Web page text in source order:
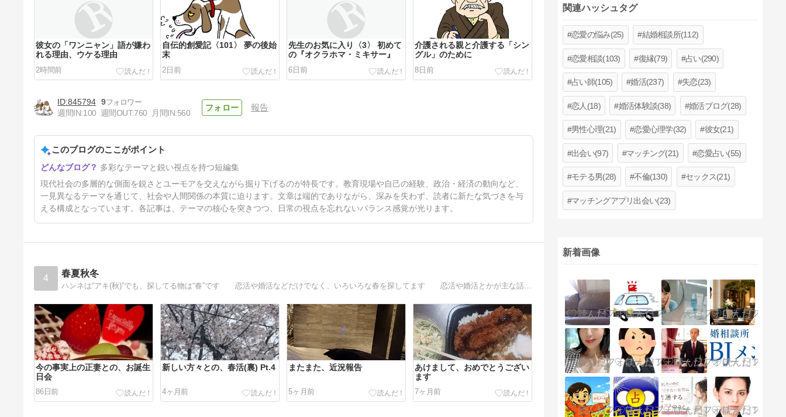
彼女の「ワンニャン」語が嫌わ
れる理由、ウケる理由
2時間前
自伝的創愛記〈101〉 夢の後始
末
2日前
先生のお気に入り〈3〉 初めて
の『オクラホマ・ミキサー』
6日前
介護される親と介護する「シン
グル」のために
8日前
法則93 「ひとりメシ」は食え
なくても「ふたりメシ」は食え
10日前
845794 9
週間IN:100 週間OUT:760 月間IN:560
報告
このブログのここがポイント
多彩なテーマと鋭い視点を持つ短編集
現代社会の多層的な側面を鋭さとユーモアを交えながら掘り下げるのが特長です。教育現場や自己の経験、政治・経済の動向など、
一見異なるテーマを通じて、社会や人間関係の本質に迫ります。文章は端的でありながら、深みを失わず、読者に新たな気づきを与
える構成となっています。各記事は、テーマの核心を突きつつ、日常の視点を忘れないバランス感覚が光ります。
4 春夏秋冬
今の事実上の正妻との、お誕生
日会
86日前
新しい方々との、春活(裏) Pt.4
4ヶ月前
またまた、近況報告
5ヶ月前
あけまして、おめでとうござい
ます
7ヶ月前
関連ハッシュタグ
恋愛の悩み(25) 結婚相談所(112)
恋愛相談(103) 復縁(79) 占い(290)
占い師(105) 婚活(237) 失恋(23)
恋人(18) 婚活体験談(38) 婚活ブログ(28)
男性心理(21) 恋愛心理学(32) 彼女(21)
出会い(97) マッチング(21) 恋愛占い(55)
モテる男(28) 不倫(130) セックス(21)
マッチングアプリ出会い(23)
新着画像